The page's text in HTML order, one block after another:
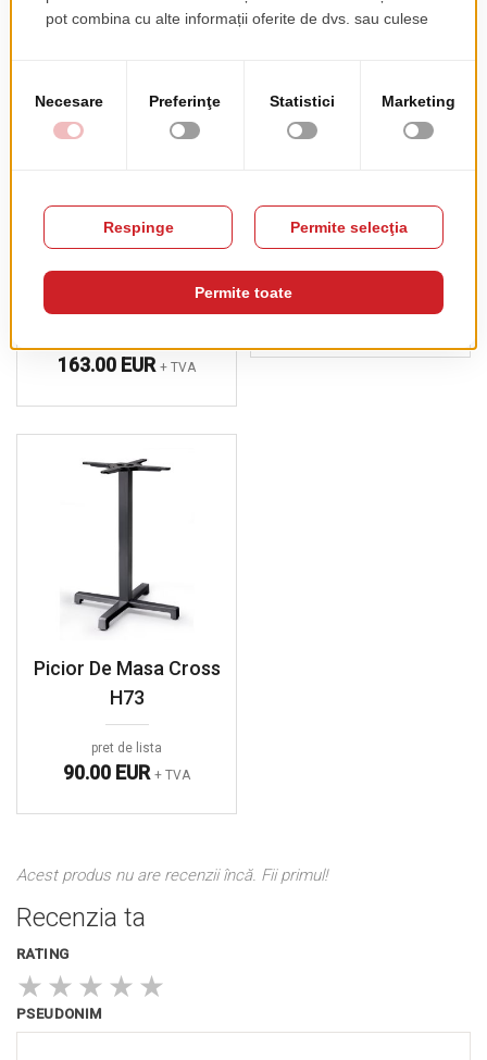
PRODUSE COMPLEMENTARE
163.00 EUR + TVA
Masa Patrata Arki
Picior De Masa Cross
H73
pret de lista
90.00 EUR + TVA
Acest produs nu are recenzii încă. Fii primul!
Recenzia ta
RATING
★ ★ ★ ★ ★
PSEUDONIM